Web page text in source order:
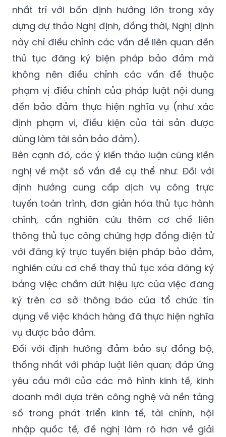
nhất trí với bốn định hướng lớn trong xây
dựng dự thảo Nghị định, đồng thời, Nghị định
này chỉ điều chỉnh các vấn đề liên quan đến
thủ tục đăng ký biện pháp bảo đảm mà
không nên điều chỉnh các vấn đề thuộc
phạm vị điều chỉnh của pháp luật nội dung
đến bảo đảm thực hiện nghĩa vụ (như xác
định phạm vi, điều kiện của tài sản được
dùng làm tài sản bảo đảm).
Bên cạnh đó, các ý kiến thảo luận cũng kiến
nghị về một số vấn đề cụ thể như: Đối với
định hướng cung cấp dịch vụ công trực
tuyến toàn trình, đơn giản hóa thủ tục hành
chính, cần nghiên cứu thêm cơ chế liên
thông thủ tục công chứng hợp đồng điện tử
với đăng ký trực tuyến biện pháp bảo đảm,
nghiên cứu cơ chế thay thủ tục xóa đăng ký
bằng việc chấm dứt hiệu lực của việc đăng
ký trên cơ sở thông báo của tổ chức tín
dụng về việc khách hàng đã thực hiện nghĩa
vụ được bảo đảm.
Đối với định hướng đảm bảo sự đồng bộ,
thống nhất với pháp luật liên quan; đáp ứng
yêu cầu mới của các mô hình kinh tế, kinh
doanh mới dựa trên công nghệ và nền tảng
số trong phát triển kinh tế, tài chính, hội
nhập quốc tế, đề nghị làm rõ hơn về giải